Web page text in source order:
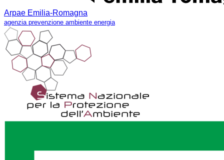
Arpae Emilia-Romagna
agenzia prevenzione ambiente energia